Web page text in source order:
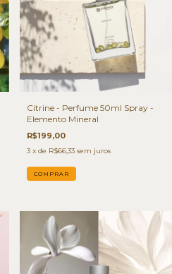
Citrine - Perfume 50ml Spray -
Elemento Mineral
R$199,00
3 x de R$66,33 sem juros